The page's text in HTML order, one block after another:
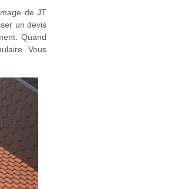
de JT
un devis
Quand
Vous